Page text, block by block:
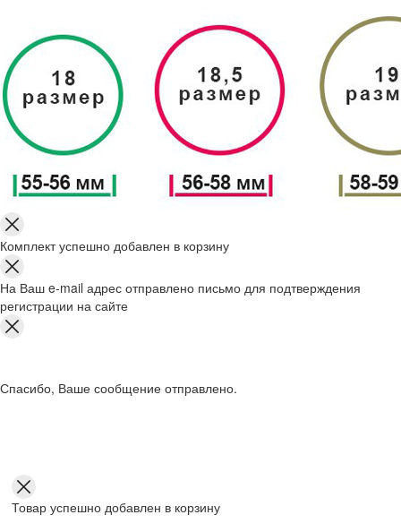
Комплект успешно добавлен в корзину
На Ваш e-mail адрес отправлено письмо для подтверждения
регистрации на сайте
Спасибо, Ваше сообщение отправлено.
Товар успешно добавлен в корзину